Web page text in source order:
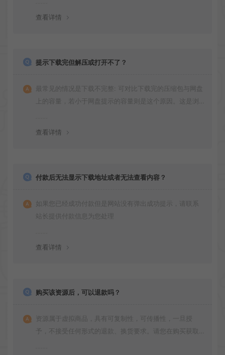
查看详情
提示下载完但解压或打开不了？
最常见的情况是下载不完整: 可对比下载完的压缩包与网盘
上的容量，若小于网盘提示的容量则是这个原因。这是浏
查看详情
付款后无法显示下载地址或者无法查看内容？
如果您已经成功付款但是网站没有弹出成功提示，请联系
站长提供付款信息为您处理
查看详情
购买该资源后，可以退款吗？
资源属于虚拟商品，具有可复制性，可传播性，一旦授
予，不接受任何形式的退款、换货要求。请您在购买获取